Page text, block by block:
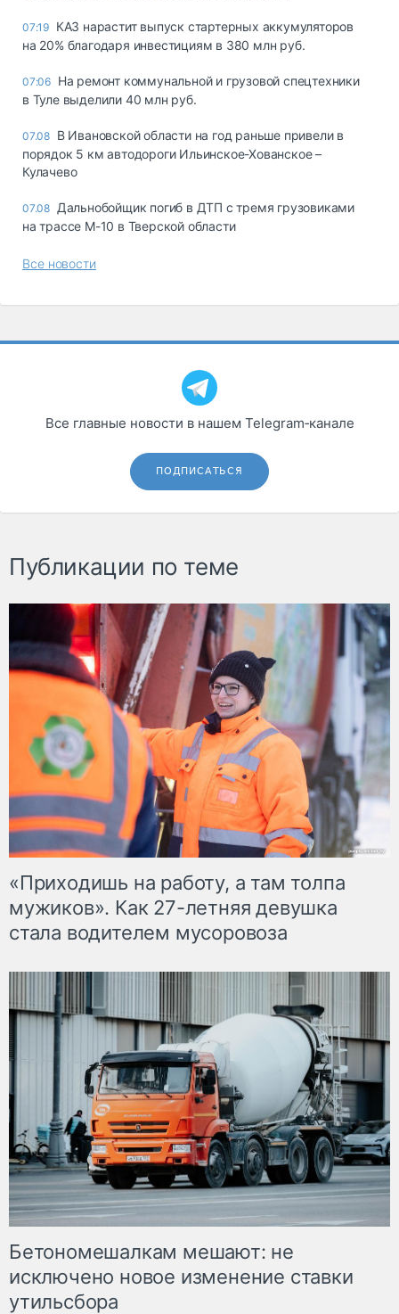
07:19 КАЗ нарастит выпуск стартерных аккумуляторов
на 20% благодаря инвестициям в 380 млн руб.
07:06 На ремонт коммунальной и грузовой спецтехники
в Туле выделили 40 млн руб.
07.08 В Ивановской области на год раньше привели в
порядок 5 км автодороги Ильинское-Хованское –
Кулачево
07.08 Дальнобойщик погиб в ДТП с тремя грузовиками
на трассе М-10 в Тверской области
Все новости
Все главные новости в нашем Telegram‑канале
ПОДПИСАТЬСЯ
Публикации по теме
«Приходишь на работу, а там толпа
мужиков». Как 27-летняя девушка
стала водителем мусоровоза
Бетономешалкам мешают: не
исключено новое изменение ставки
утильсбора